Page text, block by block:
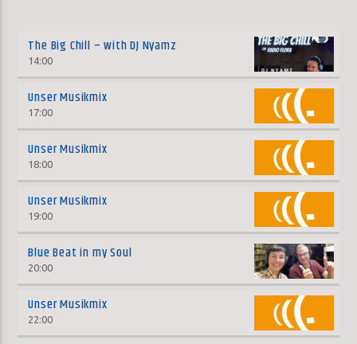
The Big Chill – with DJ Nyamz
14:00
Unser Musikmix
17:00
Unser Musikmix
18:00
Unser Musikmix
19:00
Blue Beat in my Soul
20:00
Unser Musikmix
22:00